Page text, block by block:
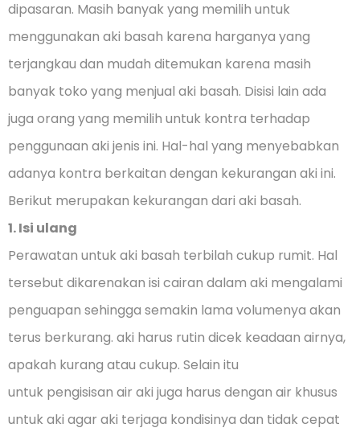
dipasaran. Masih banyak yang memilih untuk
menggunakan aki basah karena harganya yang
terjangkau dan mudah ditemukan karena masih
banyak toko yang menjual aki basah. Disisi lain ada
juga orang yang memilih untuk kontra terhadap
penggunaan aki jenis ini. Hal-hal yang menyebabkan
adanya kontra berkaitan dengan kekurangan aki ini.
Berikut merupakan kekurangan dari aki basah.
1. Isi ulang
Perawatan untuk aki basah terbilah cukup rumit. Hal
tersebut dikarenakan isi cairan dalam aki mengalami
penguapan sehingga semakin lama volumenya akan
terus berkurang. aki harus rutin dicek keadaan airnya,
apakah kurang atau cukup. Selain itu
untuk pengisisan air aki juga harus dengan air khusus
untuk aki agar aki terjaga kondisinya dan tidak cepat